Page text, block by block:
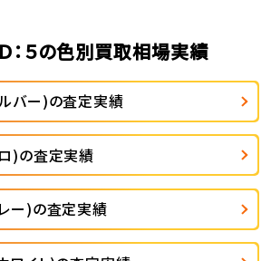
５の色別買取相場実績
バー)の査定実績
)の査定実績
ー)の査定実績